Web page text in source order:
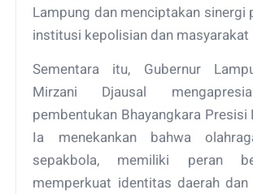
Lampung dan menciptakan sinergi
institusi kepolisian dan masyarakat
Sementara itu, Gubernur
Mirzani Djausal
pembentukan Bhayangkara Presisi
Ia menekankan bahwa
sepakbola, memiliki peran
memperkuat identitas daerah dan